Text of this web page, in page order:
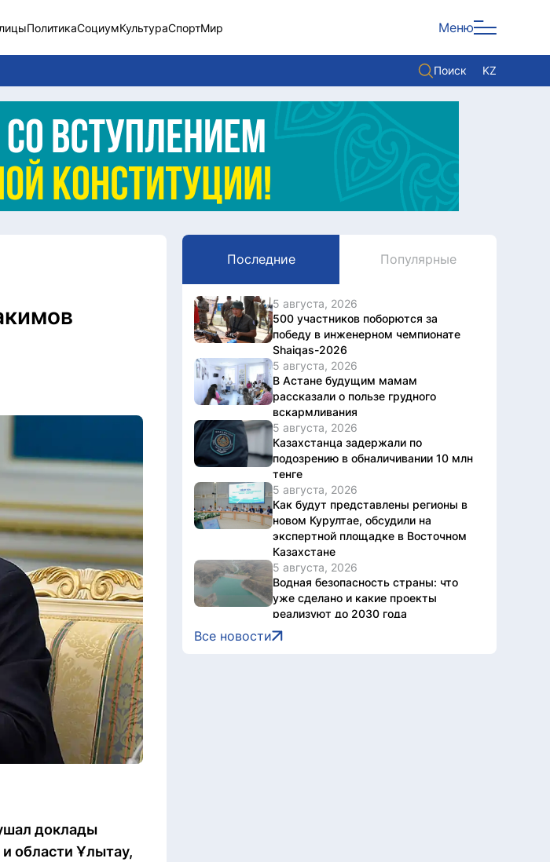
ПолитикаСоциумКультураСпортМир Меню
Поиск KZ
Новости столицы
Политика
Социум
Экономика
Спорт
Культура
Служба Комплаенс
Этический кодекс
Служу стране
доклады
области Ұлытау,
Последние Популярные
5 августа, 2026
500 участников поборются за
победу в инженерном чемпионате
Shaiqas-2026
5 августа, 2026
В Астане будущим мамам
рассказали о пользе грудного
вскармливания
5 августа, 2026
Казахстанца задержали по
подозрению в обналичивании 10 млн
тенге
5 августа, 2026
Как будут представлены регионы в
новом Курултае, обсудили на
экспертной площадке в Восточном
Казахстане
5 августа, 2026
Водная безопасность страны: что
уже сделано и какие проекты
реализуют до 2030 года
5 августа, 2026
Национальный архив Казахстана
Все новости